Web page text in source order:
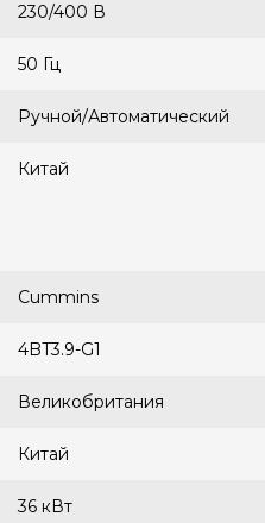
230/400 В
50 Гц
Ручной/Автоматический
Китай
Cummins
4BT3.9-G1
Великобритания
Китай
36 кВт